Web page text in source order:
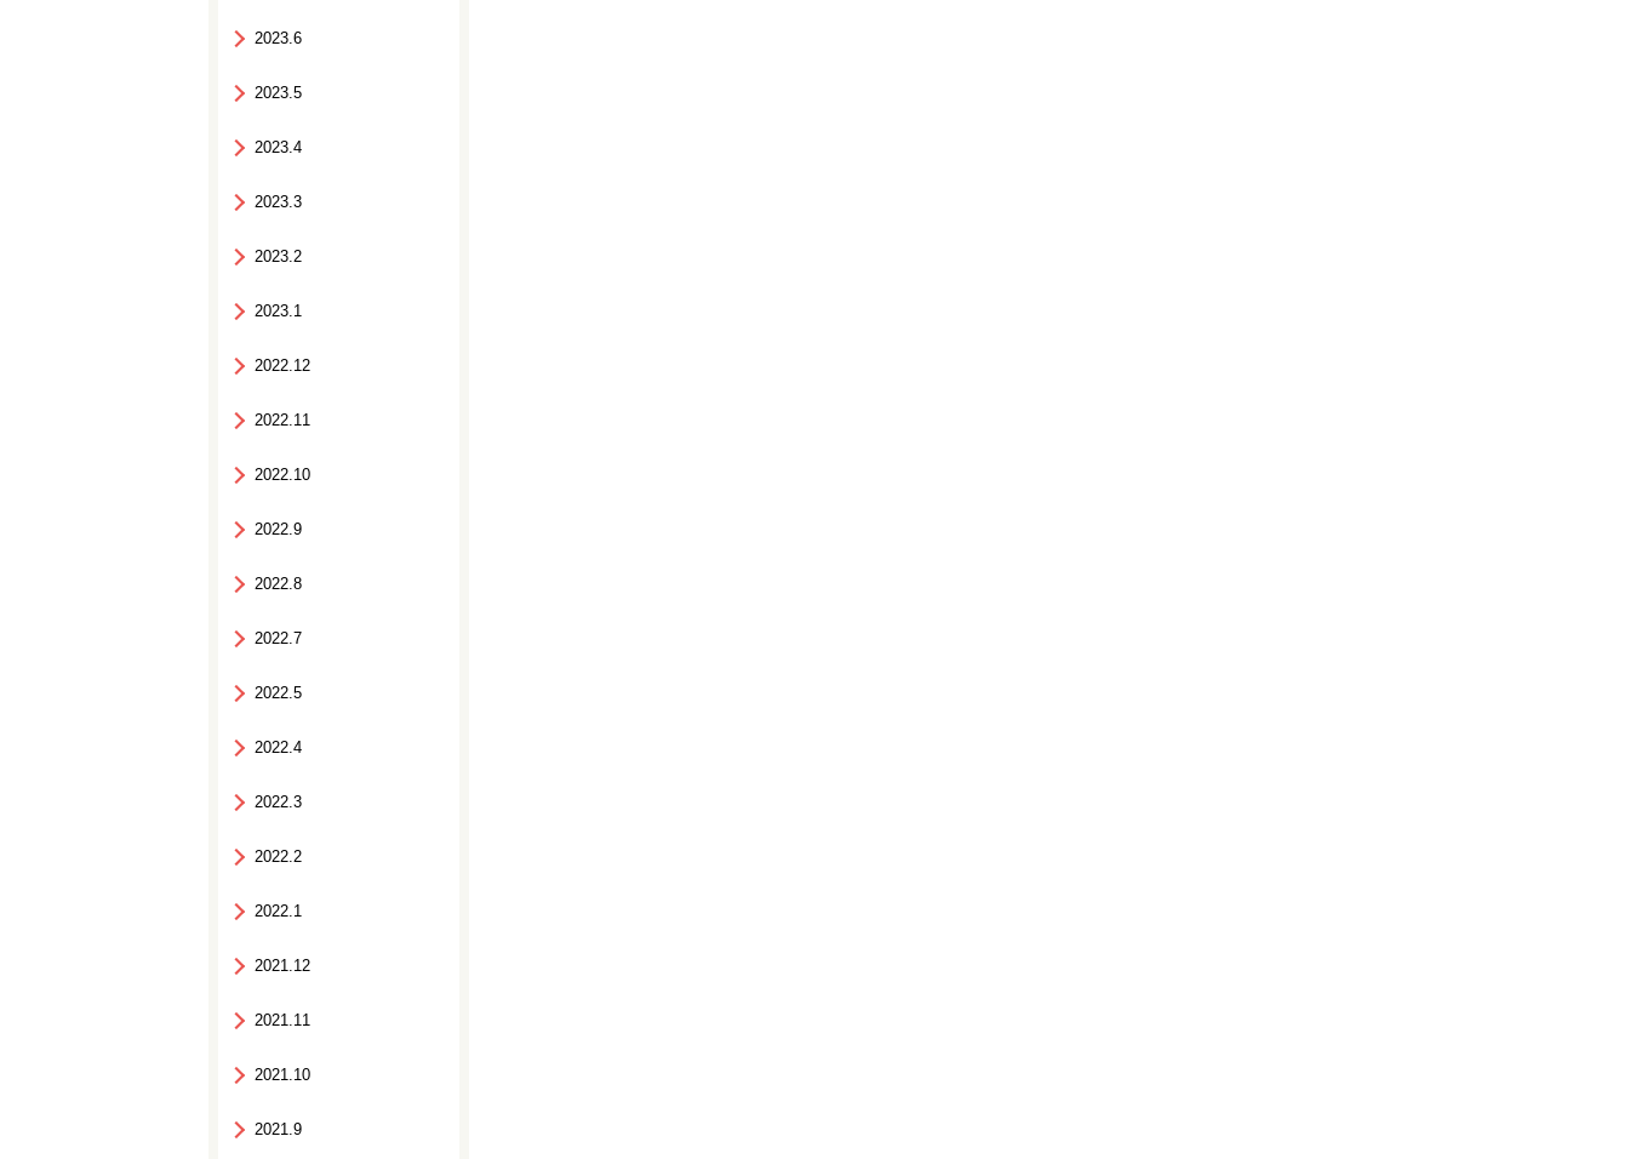
2023.6
2023.5
2023.4
2023.3
2023.2
2023.1
2022.12
2022.11
2022.10
2022.9
2022.8
2022.7
2022.5
2022.4
2022.3
2022.2
2022.1
2021.12
2021.11
2021.10
2021.9